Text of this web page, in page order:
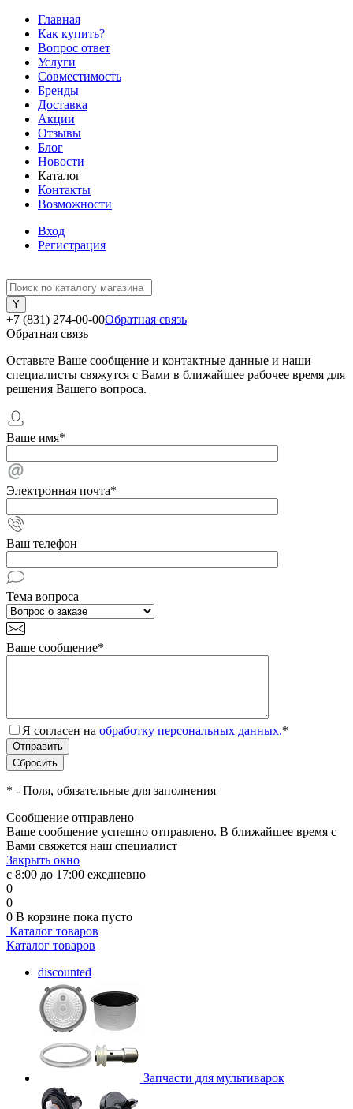
Главная
Как купить?
Вопрос ответ
Услуги
Совместимость
Бренды
Доставка
Акции
Отзывы
Блог
Новости
Каталог
Контакты
Возможности
Вход
Регистрация
+7 (831) 274-00-00Обратная связь
Обратная связь
Оставьте Ваше сообщение и контактные данные и наши
специалисты свяжутся с Вами в ближайшее рабочее время для
решения Вашего вопроса.
Ваше имя*
Электронная почта*
Ваш телефон
Тема вопроса
Ваше сообщение*
Я согласен на обработку персональных данных.*
* - Поля, обязательные для заполнения
Сообщение отправлено
Ваше сообщение успешно отправлено. В ближайшее время с
Вами свяжется наш специалист
Закрыть окно
с 8:00 до 17:00 ежедневно
0
0
0 В корзине пока пусто
Каталог товаров
Каталог товаров
discounted
Запчасти для мультиварок